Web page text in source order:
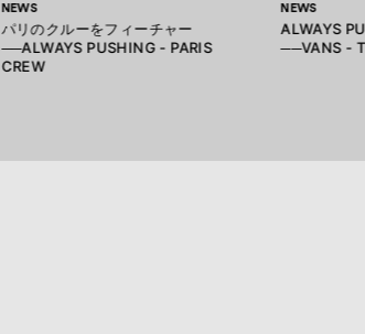
NEWS
パリのクルーをフィーチャー
──ALWAYS PUSHING - PARIS
CREW
NEWS
ALWAYS
──VANS -